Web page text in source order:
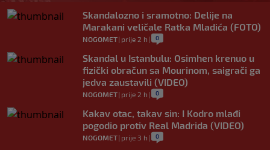
Skandalozno i sramotno: Delije na
Marakani veličale Ratka Mladića (FOTO)
NOGOMET| prije 2 h | 0
Skandal u Istanbulu: Osimhen krenuo u
fizički obračun sa Mourinom, saigrači ga
jedva zaustavili (VIDEO)
NOGOMET| prije 2 h | 0
Kakav otac, takav sin: I Kodro mlađi
pogodio protiv Real Madrida (VIDEO)
NOGOMET| prije 3 h | 0